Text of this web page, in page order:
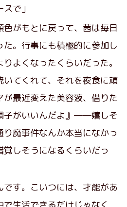
で」
がもとに戻って、茜は毎日
。行事にも積極的に参加し
よくなったくらいだった。
いてくれて、それを夜食に頑
最近変えた美容液、借りた
子がいいんだよ』――嬉しそ
魔事件なんか本当になかっ
しそうになるくらいだっ
です。こいつには、才能があ